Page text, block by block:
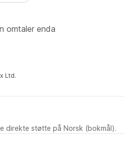
omtaler enda
Ltd.
direkte støtte på Norsk (bokmål).